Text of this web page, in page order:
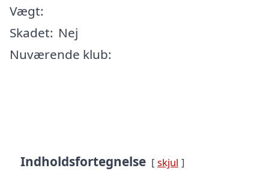
Vægt:
Skadet: Nej
Nuværende klub:
Indholdsfortegnelse skjul